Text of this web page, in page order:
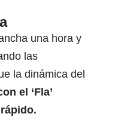
una hora y
las
la dinámica del
el ‘Fla’